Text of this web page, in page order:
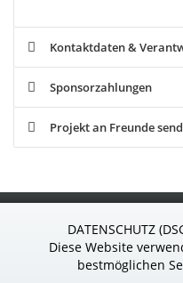
Kontaktdaten &
Sponsorzahlungen
Projekt an Freunde
Wir sind gern für Sie da!
Telefon: 037296 - 927 39
DATENSCHUTZ
Diese Website
bestmöglichen